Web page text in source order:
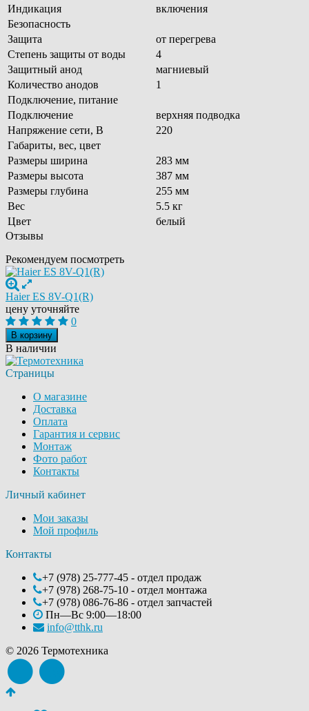
Индикация
включения
Безопасность
Защита
от перегрева
Степень защиты от воды
4
Защитный анод
магниевый
Количество анодов
1
Подключение, питание
Подключение
верхняя подводка
Напряжение сети, В
220
Габариты, вес, цвет
Размеры ширина
283 мм
Размеры высота
387 мм
Размеры глубина
255 мм
Вес
5.5 кг
Цвет
белый
Отзывы
Рекомендуем посмотреть
Haier ES 8V-Q1(R)
цену уточняйте
0
В корзину
В наличии
Страницы
О магазине
Доставка
Оплата
Гарантия и сервис
Монтаж
Фото работ
Контакты
Личный кабинет
Мои заказы
Мой профиль
Контакты
+7 (978) 25-777-45 - отдел продаж
+7 (978) 268-75-10 - отдел монтажа
+7 (978) 086-76-86 - отдел запчастей
Пн—Вс 9:00—18:00
info@tthk.ru
© 2026 Термотехника